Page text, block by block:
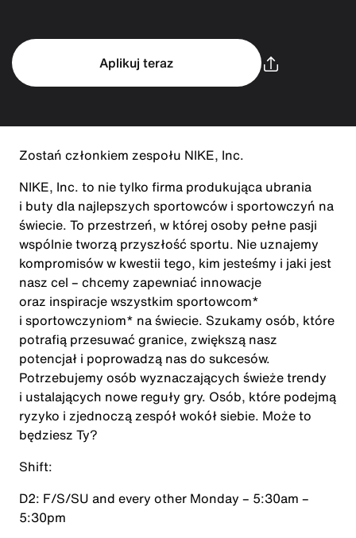
Aplikuj teraz
Zostań członkiem zespołu NIKE, Inc.
NIKE, Inc. to nie tylko firma produkująca ubrania
i buty dla najlepszych sportowców i sportowczyń na
świecie. To przestrzeń, w której osoby pełne pasji
wspólnie tworzą przyszłość sportu. Nie uznajemy
kompromisów w kwestii tego, kim jesteśmy i jaki jest
nasz cel – chcemy zapewniać innowacje
oraz inspiracje wszystkim sportowcom*
i sportowczyniom* na świecie. Szukamy osób, które
potrafią przesuwać granice, zwiększą nasz
potencjał i poprowadzą nas do sukcesów.
Potrzebujemy osób wyznaczających świeże trendy
i ustalających nowe reguły gry. Osób, które podejmą
ryzyko i zjednoczą zespół wokół siebie. Może to
będziesz Ty?
Shift:
D2: F/S/SU and every other Monday – 5:30am –
5:30pm